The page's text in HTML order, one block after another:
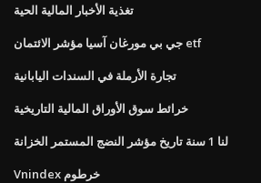
تغذية الأخبار المالية الحية
جي بي مورغان آسيا مؤشر الائتمان etf
تجارة الأرملة في السندات اليابانية
خرائط سوق الأوراق المالية التاريخية
لنا 1 سنة تاريخ مؤشر النضج المستمر الخزانة
Vnindex خرطوم